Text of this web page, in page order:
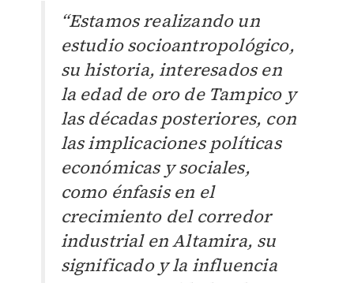
“Estamos realizando un
estudio socioantropológico,
su historia, interesados en
la edad de oro de Tampico y
las décadas posteriores, con
las implicaciones políticas
económicas y sociales,
como énfasis en el
crecimiento del corredor
industrial en Altamira, su
significado y la influencia